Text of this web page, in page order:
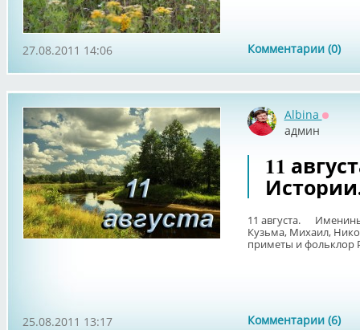
Комментарии (0)
27.08.2011 14:06
Albina
админ
11
11 августа.
Кузьма, Михаил,
приметы и фольклор
Комментарии (6)
25.08.2011 13:17